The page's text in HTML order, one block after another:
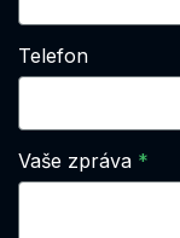
Telefon
Vaše zpráva